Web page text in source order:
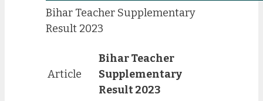
Bihar Teacher Supplementary
Result 2023
Article
Bihar Teacher
Supplementary
Result 2023